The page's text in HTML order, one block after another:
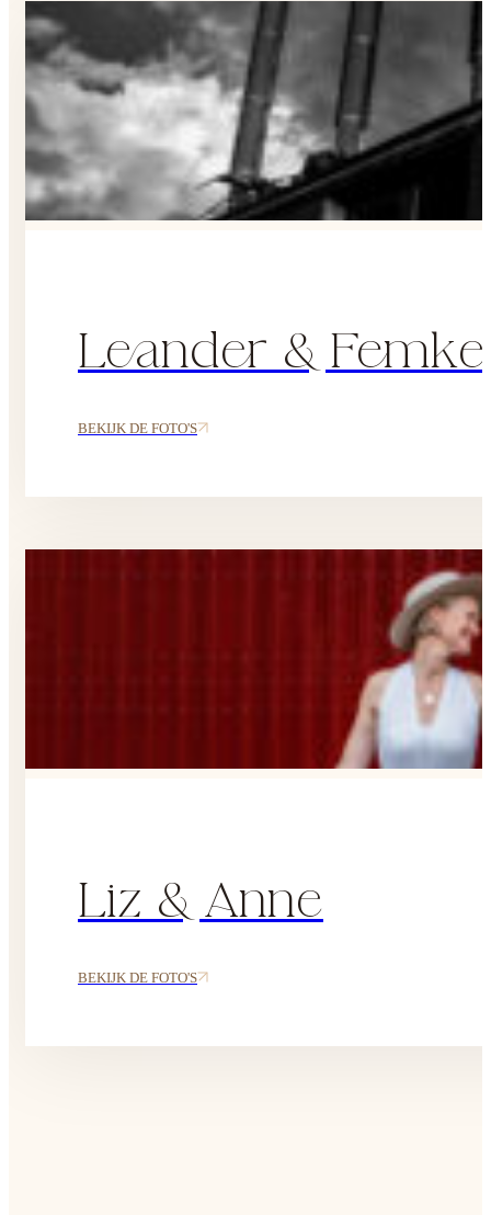
Leander & Femke
BEKIJK DE FOTO'S
Liz & Anne
BEKIJK DE FOTO'S